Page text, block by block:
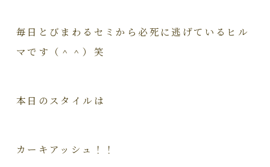
毎日とびまわるセミから必死に逃げているヒル
マです（＾＾）笑
本日のスタイルは
カーキアッシュ！！